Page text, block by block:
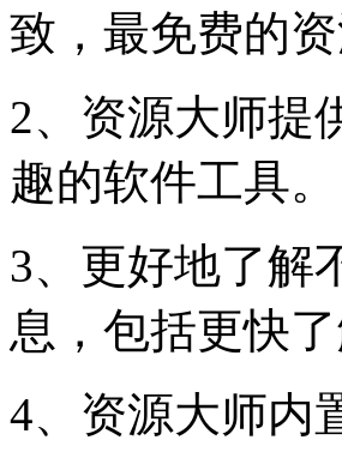
致，最免费的
2、资源大师提
趣的软件工具。
3、更好地了解
息，包括更快
4、资源大师内